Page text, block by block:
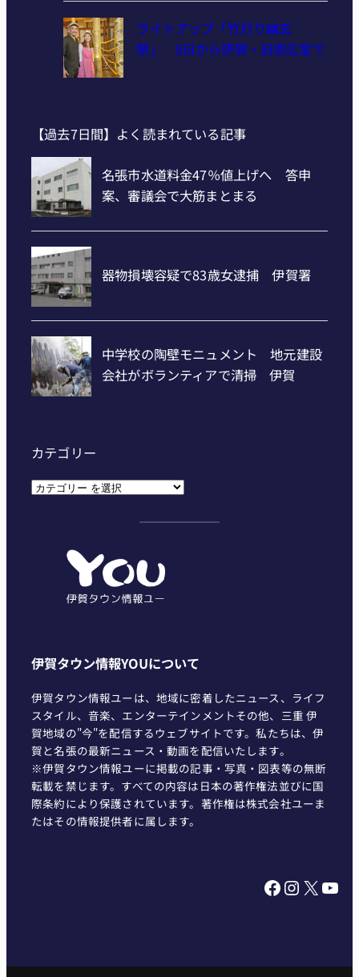
ライトアップ「竹灯り幽玄
祭」 8日から伊賀・旧崇広堂で
【過去7日間】よく読まれている記事
カテゴリー
カ
伊賀タウン情報YOUについて
伊賀タウン情報ユーは、地域に密着したニュース、ライフ
スタイル、音楽、エンターテインメントその他、三重 伊
賀地域の"今"を配信するウェブサイトです。私たちは、伊
賀と名張の最新ニュース・動画を配信いたします。
※伊賀タウン情報ユーに掲載の記事・写真・図表等の無断
転載を禁じます。すべての内容は日本の著作権法並びに国
際条約により保護されています。著作権は株式会社ユーま
たはその情報提供者に属します。
Facebook InstagramX YouTube